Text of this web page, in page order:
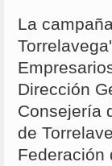
La
Dirección
Consejería
de
Federación